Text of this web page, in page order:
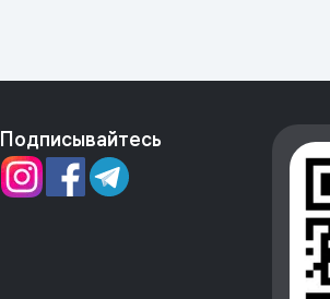
Подписывайтесь